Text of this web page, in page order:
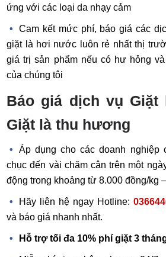
ứng với các loại da nhạy cảm
Cam kết mức phí, báo giá các
giặt là hơi nước luôn rẻ nhất thị
giá trị sản phẩm nếu có hư hỏng
của chúng tôi
Báo giá dịch vụ
Giặt là thu hương
Áp dụng cho các doanh
chục đến vài chăm cân trên một
động trong khoảng từ 8.000 đồng/kg
Hãy liên hệ ngay Hotline:
và báo giá nhanh nhất.
Hỗ trợ tối đa 10% phí giặt 3